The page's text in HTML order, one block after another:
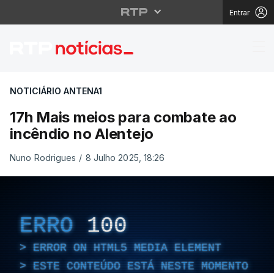
Entrar
17h Mais meios para
NOTICIÁRIO ANTENA1
17h Mais meios para combate ao
incêndio no Alentejo
Nuno Rodrigues / 8 Julho 2025, 18:26
ERRO 100
ERROR ON HTML5 MEDIA ELEMENT
ESTE CONTEÚDO ESTÁ NESTE MOMENTO